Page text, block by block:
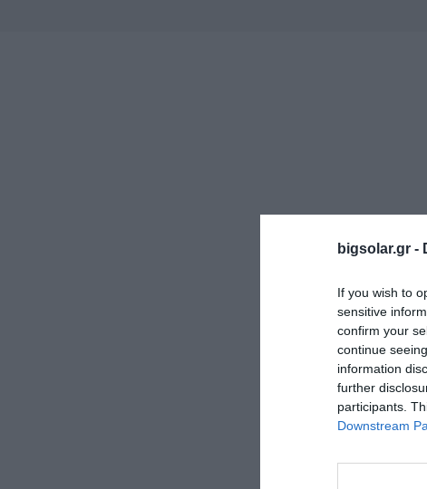
bigsolar.gr -
If you wish to
sensitive
confirm your
continue
information
further
participants.
Downstream
Όνομα*